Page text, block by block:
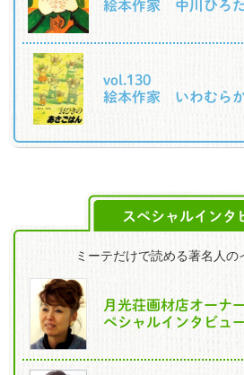
絵本作家 中川ひろた
vol.130
絵本作家 いわむらか
スペシャルインタ
ミーテだけで読める著名人の
月光荘画材店オーナ
ペシャルインタビュ